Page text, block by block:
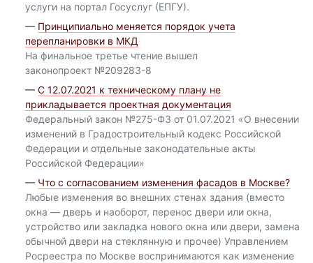
услуги на портал Госуслуг (ЕПГУ).
— Принципиально меняется порядок учета
перепланировки в МКД
На финальное третье чтение вышел
законопроект №209283-8
— С 12.07.2021 к техническому плану не
прикладывается проектная документация
Федеральный закон №275-ФЗ от 01.07.2021 «О внесении
изменений в Градостроительный кодекс Российской
Федерации и отдельные законодательные акты
Российской Федерации»
— Что с согласованием изменения фасадов в Москве?
Любые изменения во внешних стенах здания (вместо
окна — дверь и наоборот, перенос двери или окна,
устройство или закладка нового окна или двери, замена
обычной двери на стеклянную и прочее) Управлением
Росреестра по Москве воспринимаются как изменение